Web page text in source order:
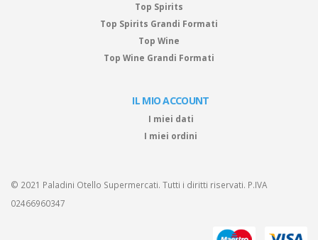
Top Spirits
Top Spirits Grandi Formati
Top Wine
Top Wine Grandi Formati
IL MIO ACCOUNT
I miei dati
I miei ordini
© 2021 Paladini Otello Supermercati. Tutti i diritti riservati. P.IVA
02466960347